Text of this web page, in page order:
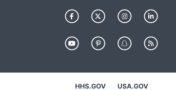
HHS.GOV USA.GOV